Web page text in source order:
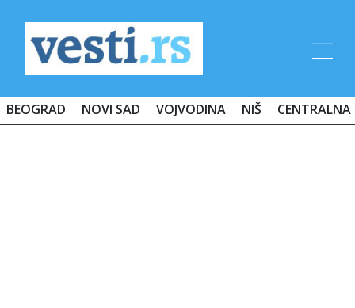
BEOGRAD NOVI SAD VOJVODINA NIŠ CENTRALNA